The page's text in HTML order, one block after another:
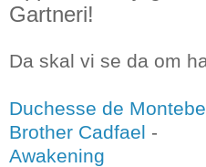
Gartneri!
Da skal vi se da om
Duchesse de
Brother Cadfael -
Awakening